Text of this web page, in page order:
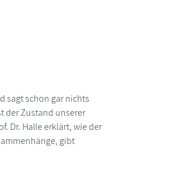
sagt schon gar nichts
der Zustand unserer
Dr. Halle erklärt, wie der
gibt